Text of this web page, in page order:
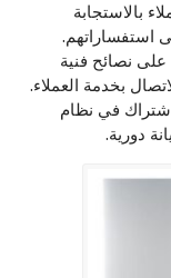
بالاستجابة
استفساراتهم.
نصائح فنية
بخدمة العملاء.
في نظام
دورية.